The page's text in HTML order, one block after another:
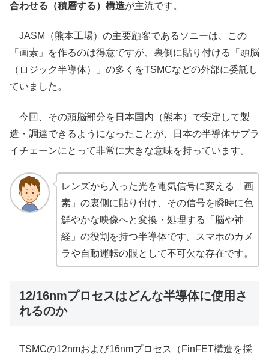
合わせる（積層する）構造が主流です。
JASM（熊本工場）の主要顧客であるソニーは、この
「画素」を作るのは得意ですが、裏側に貼り付ける「頭脳
（ロジック半導体）」の多くをTSMCなどの外部に委託し
ていました。
今回、その頭脳部分を日本国内（熊本）で安定して製
造・調達できるようになったことが、日本の半導体サプラ
イチェーンにとって非常に大きな意味を持っています。
レンズから入った光を電気信号に変える「画
素」の裏側に貼り付け、その信号を瞬時に色
鮮やかな映像へと変換・処理する「脳や神
経」の役割を持つ半導体です。スマホのカメ
ラや自動運転の眼として不可欠な存在です。
12/16nmプロセスはどんな半導体に使用さ
れるのか
TSMCの12nmおよび16nmプロセス（FinFET構造を採